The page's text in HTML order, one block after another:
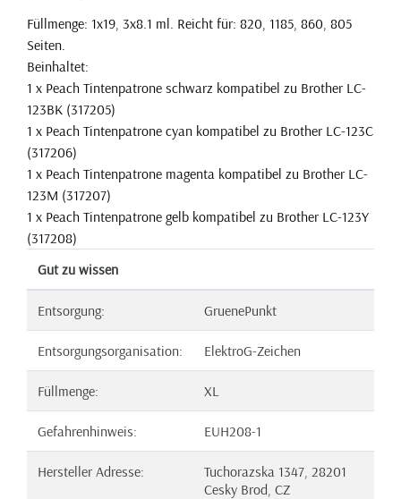
Füllmenge: 1x19, 3x8.1 ml. Reicht für: 820, 1185, 860, 805
Seiten.
Beinhaltet:
1 x Peach Tintenpatrone schwarz kompatibel zu Brother LC-
123BK (317205)
1 x Peach Tintenpatrone cyan kompatibel zu Brother LC-123C
(317206)
1 x Peach Tintenpatrone magenta kompatibel zu Brother LC-
123M (317207)
1 x Peach Tintenpatrone gelb kompatibel zu Brother LC-123Y
(317208)
Gut zu wissen
Entsorgung: GruenePunkt
Entsorgungsorganisation: ElektroG-Zeichen
Füllmenge: XL
Gefahrenhinweis: EUH208-1
Hersteller Adresse:
Tuchorazska 1347, 28201
Cesky Brod, CZ